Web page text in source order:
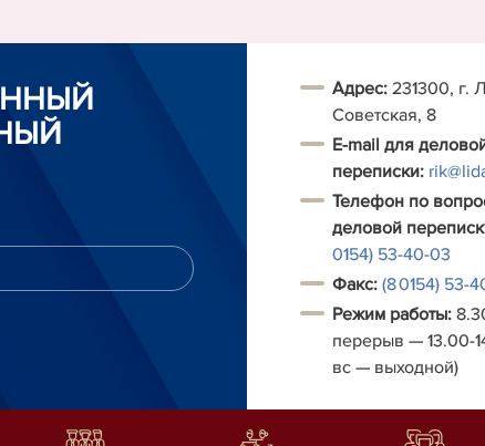
Адрес: 231300, г.
Советская, 8
E-mail для
переписки:
Телефон по
деловой
0154) 53-40-03
Факс: (8 0154) 53-
Режим работы:
перерыв — 13.00-
вс — выходной)